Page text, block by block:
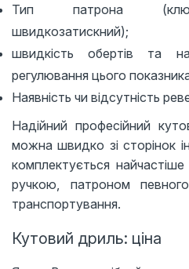
Тип патрона
швидкозатискний);
швидкість обертів та
регулювання цього
Наявність чи відсутність
Надійний професійний
можна швидко зі сторінок
комплектується
ручкою, патроном
транспортування.
Кутовий дриль: ціна